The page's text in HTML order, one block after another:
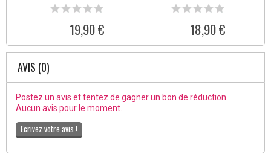
19,90 € 18,90 €
AVIS (0)
Postez un avis et tentez de gagner un bon de réduction.
Aucun avis pour le moment.
Ecrivez votre avis !